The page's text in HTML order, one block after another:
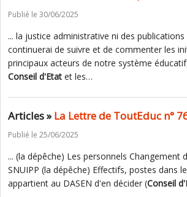
Publié le 30/06/2025
... la justice administrative ni des publications
continuerai de suivre et de commenter les
principaux acteurs de notre système
Conseil d'Etat et les…
Articles »La Lettre de ToutEduc n°
Publié le 25/06/2025
... (la dépêche) Les personnels Changement
SNUIPP (la dépêche) Effectifs, postes dans
appartient au DASEN d'en décider (Conseil